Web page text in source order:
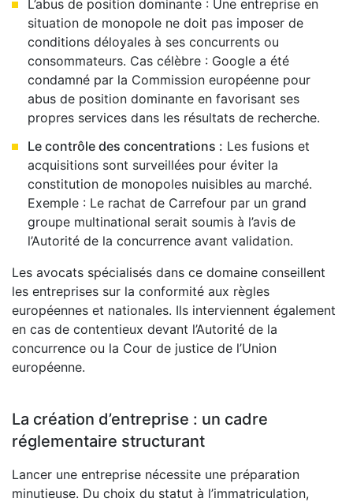
L’abus de position dominante : Une entreprise en
situation de monopole ne doit pas imposer de
conditions déloyales à ses concurrents ou
consommateurs. Cas célèbre : Google a été
condamné par la Commission européenne pour
abus de position dominante en favorisant ses
propres services dans les résultats de recherche.
Le contrôle des concentrations : Les fusions et
acquisitions sont surveillées pour éviter la
constitution de monopoles nuisibles au marché.
Exemple : Le rachat de Carrefour par un grand
groupe multinational serait soumis à l’avis de
l’Autorité de la concurrence avant validation.
Les avocats spécialisés dans ce domaine conseillent
les entreprises sur la conformité aux règles
européennes et nationales. Ils interviennent également
en cas de contentieux devant l’Autorité de la
concurrence ou la Cour de justice de l’Union
européenne.
La création d’entreprise : un cadre
réglementaire structurant
Lancer une entreprise nécessite une préparation
minutieuse. Du choix du statut à l’immatriculation,